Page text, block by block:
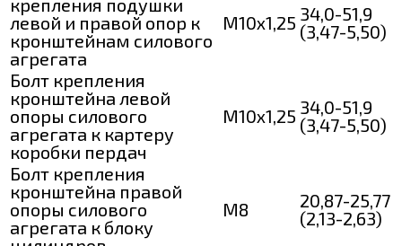
левой и правой опор к
кронштейнам силового
агрегата
М10х1,25 34,0-51,9
(3,47-5,50)
Болт крепления
кронштейна левой
опоры силового
агрегата к картеру
коробки пердач
М10х1,25 34,0-51,9
(3,47-5,50)
Болт крепления
кронштейна правой
опоры силового
агрегата к блоку
М8
20,87-25,77
(2,13-2,63)